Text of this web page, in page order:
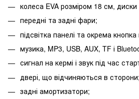
колеса EVA розміром 18 см,
передні та задні фари;
підсвітка панелі та окрема
музика, MP3, USB, AUX, TF і
сигнал на кермі і звук під час
двері, що відчиняються в сторони;
задні амортизатори;